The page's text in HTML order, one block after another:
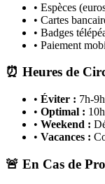
• Espèces
• Cartes
• Badges
• Paiement
⏰ Heures de
• Éviter : 7h-
• Optimal :
• Weekend :
• Vacances :
🚨 En Cas de